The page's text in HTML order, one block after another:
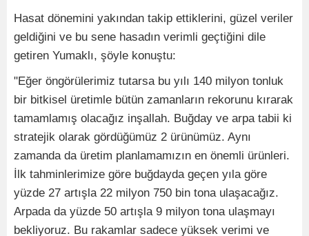
Hasat dönemini yakından takip ettiklerini, güzel veriler
geldiğini ve bu sene hasadın verimli geçtiğini dile
getiren Yumaklı, şöyle konuştu:
"Eğer öngörülerimiz tutarsa bu yılı 140 milyon tonluk
bir bitkisel üretimle bütün zamanların rekorunu kırarak
tamamlamış olacağız inşallah. Buğday ve arpa tabii ki
stratejik olarak gördüğümüz 2 ürünümüz. Aynı
zamanda da üretim planlamamızın en önemli ürünleri.
İlk tahminlerimize göre buğdayda geçen yıla göre
yüzde 27 artışla 22 milyon 750 bin tona ulaşacağız.
Arpada da yüzde 50 artışla 9 milyon tona ulaşmayı
bekliyoruz. Bu rakamlar sadece yüksek verimi ve